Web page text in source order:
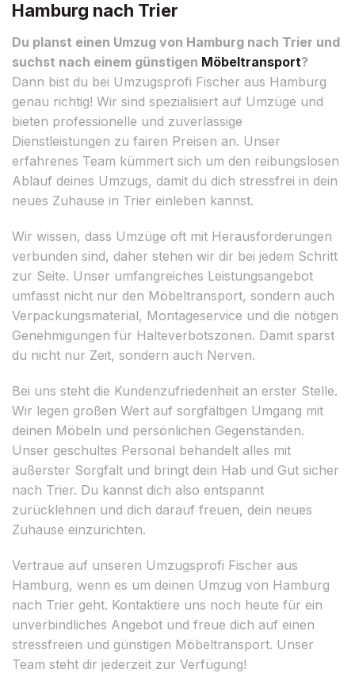
Hamburg nach Trier
Du planst einen Umzug von Hamburg nach Trier und
suchst nach einem günstigen Möbeltransport?
Dann bist du bei Umzugsprofi Fischer aus Hamburg
genau richtig! Wir sind spezialisiert auf Umzüge und
bieten professionelle und zuverlässige
Dienstleistungen zu fairen Preisen an. Unser
erfahrenes Team kümmert sich um den reibungslosen
Ablauf deines Umzugs, damit du dich stressfrei in dein
neues Zuhause in Trier einleben kannst.
Wir wissen, dass Umzüge oft mit Herausforderungen
verbunden sind, daher stehen wir dir bei jedem Schritt
zur Seite. Unser umfangreiches Leistungsangebot
umfasst nicht nur den Möbeltransport, sondern auch
Verpackungsmaterial, Montageservice und die nötigen
Genehmigungen für Halteverbotszonen. Damit sparst
du nicht nur Zeit, sondern auch Nerven.
Bei uns steht die Kundenzufriedenheit an erster Stelle.
Wir legen großen Wert auf sorgfältigen Umgang mit
deinen Möbeln und persönlichen Gegenständen.
Unser geschultes Personal behandelt alles mit
äußerster Sorgfalt und bringt dein Hab und Gut sicher
nach Trier. Du kannst dich also entspannt
zurücklehnen und dich darauf freuen, dein neues
Zuhause einzurichten.
Vertraue auf unseren Umzugsprofi Fischer aus
Hamburg, wenn es um deinen Umzug von Hamburg
nach Trier geht. Kontaktiere uns noch heute für ein
unverbindliches Angebot und freue dich auf einen
stressfreien und günstigen Möbeltransport. Unser
Team steht dir jederzeit zur Verfügung!